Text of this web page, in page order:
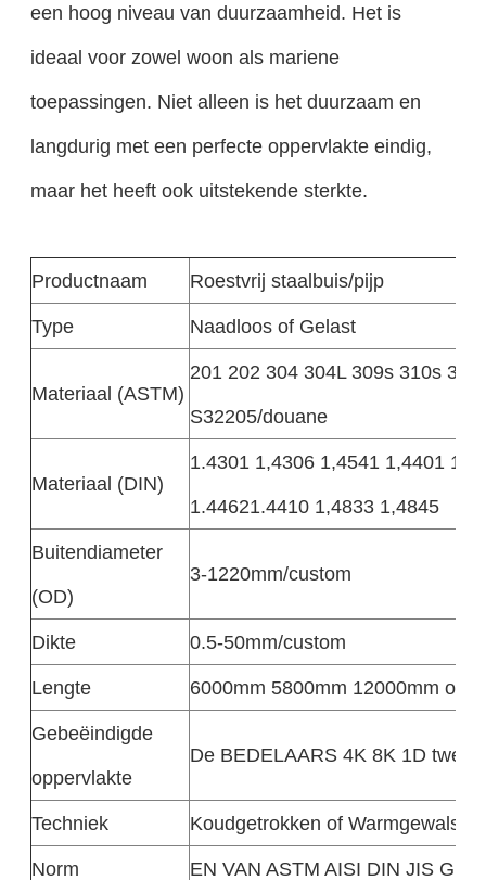
een hoog niveau van duurzaamheid. Het is
ideaal voor zowel woon als mariene
toepassingen. Niet alleen is het duurzaam en
langdurig met een perfecte oppervlakte eindig,
maar het heeft ook uitstekende sterkte.
Productnaam
Roestvrij staalbuis/pijp
Type
Naadloos of Gelast
Materiaal (ASTM)
201 202 304 304L 309s 310s
S32205/douane
Materiaal (DIN)
1.4301 1,4306 1,4541 1,4401
1.44621.4410 1,4833 1,4845
Buitendiameter
(OD)
3-1220mm/custom
Dikte
0.5-50mm/custom
Lengte
6000mm 5800mm 12000mm of
Gebeëindigde
oppervlakte
De BEDELAARS 4K 8K 1D
Techniek
Koudgetrokken of Warmgewalst
Norm
EN VAN ASTM AISI DIN JIS GB